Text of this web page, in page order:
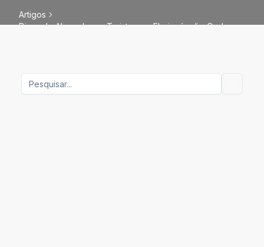
Artigos
Dicas de Aluguel para Turistas em Florianópolis: Onde